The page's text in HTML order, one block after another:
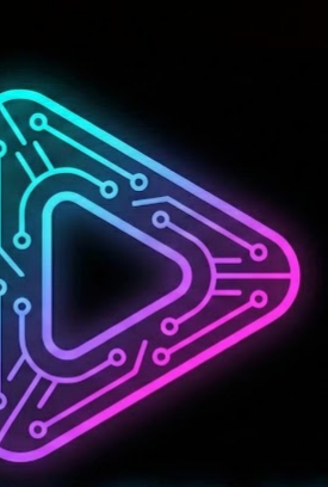
Ir al contenido